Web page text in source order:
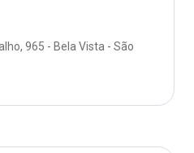
965 - Bela Vista - São